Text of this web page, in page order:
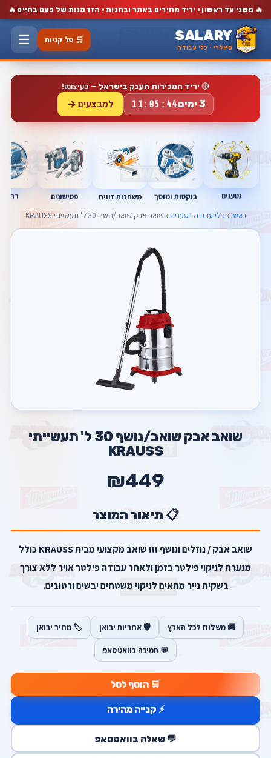
🔥 משני עד ראשון · יריד מחירים באתר ובחנות · הזדמנות של פעם בחיים🔥
SALARY
סאלרי · כלי עבודה
🛒 סל קניות ☰
🔴 יריד המכירות הענק בישראל — בעיצומו!
3 ימים 11:05:43 למבצעים →
נטענים בוקסות ומוסך משחזות זווית פטישונים
ראשי › כלי עבודה נטענים › שואב אבק שואב/נושף 30 ל' תעשייתי KRAUSS
שואב אבק שואב/נושף 30 ל' תעשייתי
KRAUSS
₪449
📋 תיאור המוצר
שואב אבק / נוזלים ונושף !!! שואב מקצועי מבית KRAUSS כולל
מנערת לניקוי פילטר בזמן ולאחר עבודה פילטר אויר ללא צורך
בשקית נייר מתאים לניקוי משטחים יבשים ורטובים.
🚚 משלוח לכל הארץ 🛡️ אחריות יבואן 🏷️ מחיר יבואן
💬 תמיכה בוואטסאפ
🛒 הוסף לסל
⚡ קנייה מהירה
💬 שאלה בוואטסאפ